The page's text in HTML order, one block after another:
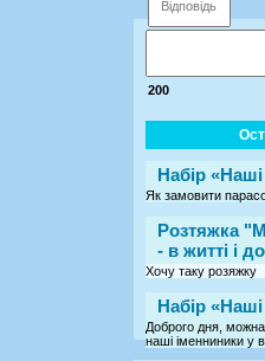
200
Набір
Як замовити
Розтяжка
- в житті і
Хочу таку розяжку
Набір
Доброго дня,
наші іменниники у